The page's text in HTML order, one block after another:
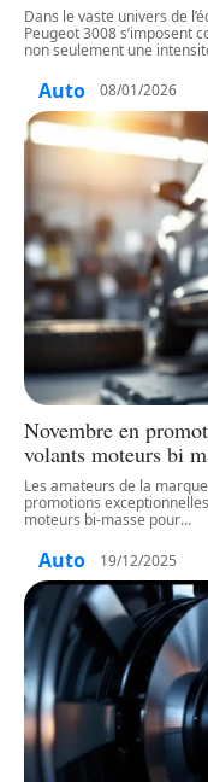
Dans le vaste univers de
Peugeot 3008 s’imposent
non seulement une
Auto 08/01/2026
Novembre en
volants moteurs bi
Les amateurs de la
promotions
moteurs bi-masse pour…
Auto 19/12/2025